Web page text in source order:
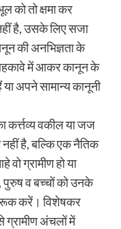
को तो क्षमा कर
है, उसके लिए सजा
की अनभिज्ञता के
में आकर कानून के
अपने सामान्य कानूनी
कर्त्तव्य वकील या जज
है, बल्कि एक नैतिक
वो ग्रामीण हो या
पुरुष व बच्चों को उनके
करें। विशेषकर
ग्रामीण अंचलों में